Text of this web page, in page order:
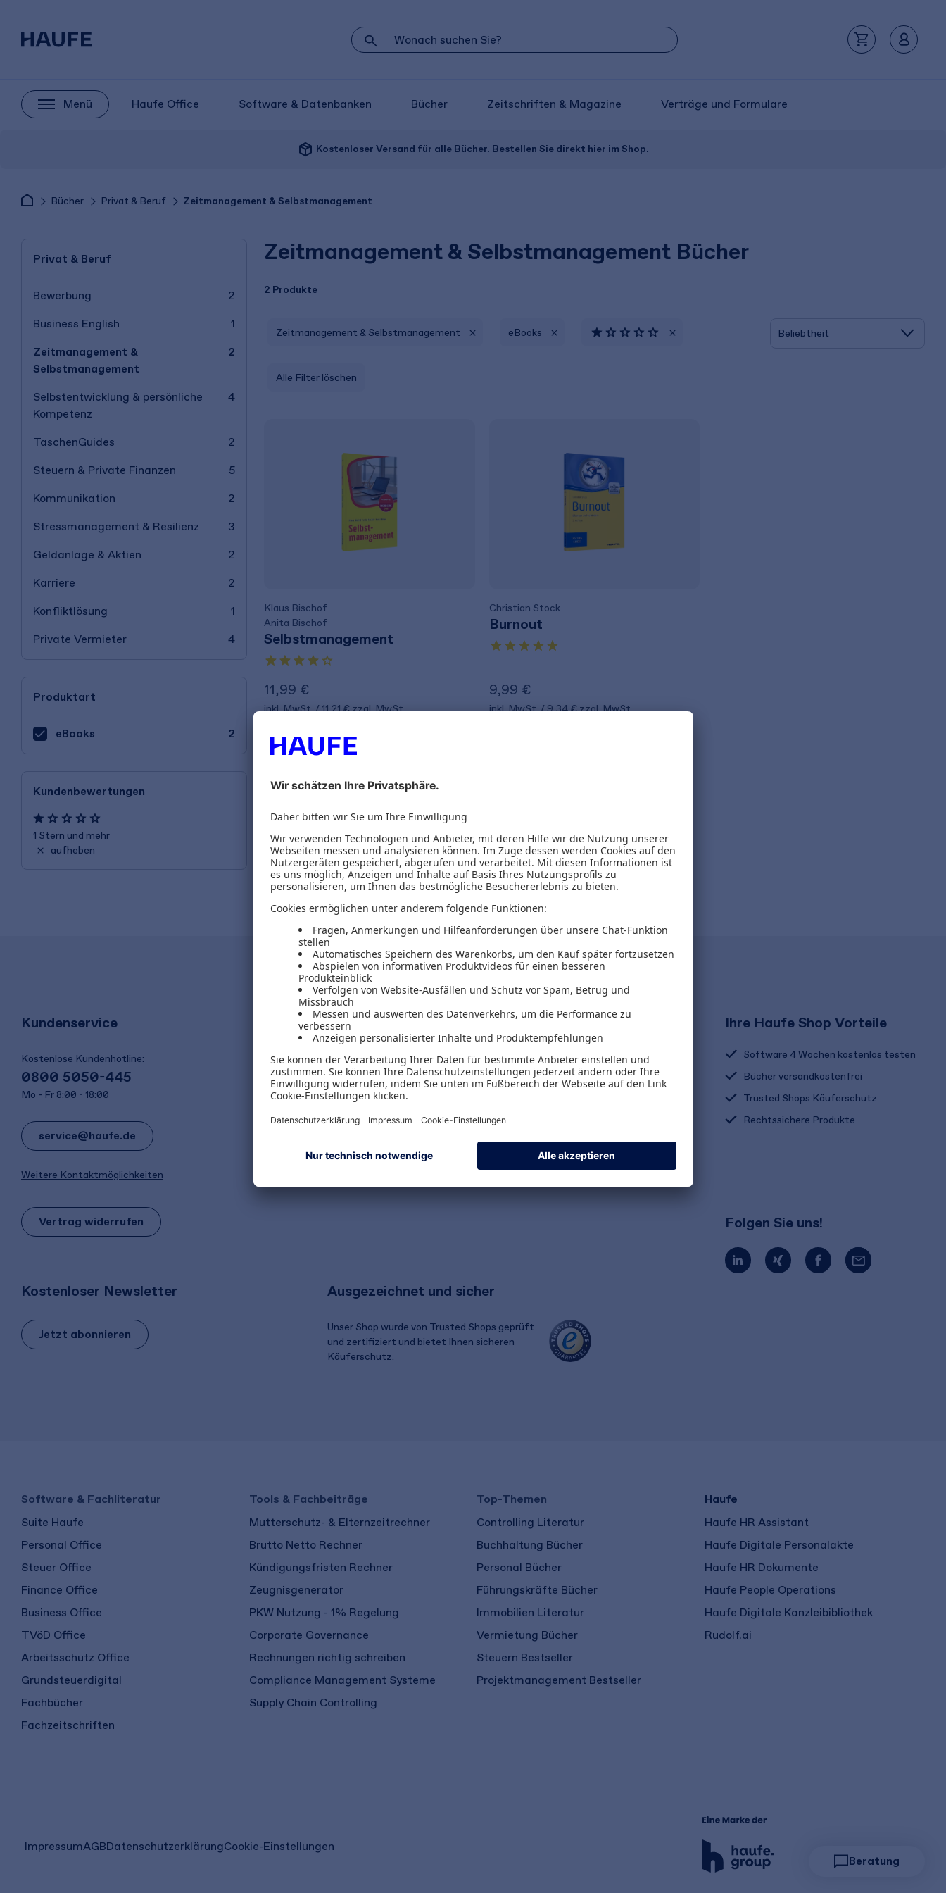
Menü Haufe Office Software & Datenbanken Bücher Zeitschriften & Magazine Verträge und Formulare
package_2 Kostenloser Versand für alle Bücher. Bestellen Sie direkt hier im Shop.
Bücher Privat & Beruf Zeitmanagement & Selbstmanagement
Zeitmanagement & Selbstmanagement Bücher
2 Produkte
Privat & Beruf
Bewerbung 2
Business English 1
Zeitmanagement &
Selbstmanagement
2
Selbstentwicklung & persönliche
Kompetenz
4
TaschenGuides 2
Steuern & Private Finanzen 5
Kommunikation 2
Stressmanagement & Resilienz 3
Geldanlage & Aktien 2
Karriere 2
Konfliktlösung 1
Private Vermieter 4
Produktart
eBooks 2
Kundenbewertungen
1 Stern und mehr
aufheben
Zeitmanagement & Selbstmanagement eBooks
Alle Filter löschen
Klaus Bischof
Anita Bischof
Selbstmanagement
11,99 €
inkl. MwSt. 11,21 €zzgl. MwSt.
Christian Stock
Burnout
9,99 €
inkl. MwSt. 9,34 €zzgl. MwSt.
Kundenservice
Kostenlose Kundenhotline:
0800 5050-445
Mo - Fr 8:00 - 18:00
service@haufe.de
Weitere Kontaktmöglichkeiten
Vertrag widerrufen
Versand & Zahlungsarten
Versandpauschalen
Kostenlose Rücksendungen
Alle Zahlungsarten
Kostenloser Newsletter
Jetzt abonnieren
Ausgezeichnet und sicher
Unser Shop wurde von Trusted Shops geprüft
und zertifiziert und bietet Ihnen sicheren
Käuferschutz.
Ihre Haufe Shop Vorteile
Software 4 Wochen kostenlos testen
Bücher versandkostenfrei
Trusted Shops Käuferschutz
Rechtssichere Produkte
Folgen Sie uns!
Software & Fachliteratur
Suite Haufe
Personal Office
Steuer Office
Finance Office
Business Office
TVöD Office
Arbeitsschutz Office
Grundsteuerdigital
Fachbücher
Fachzeitschriften
Tools & Fachbeiträge
Mutterschutz- & Elternzeitrechner
Brutto Netto Rechner
Kündigungsfristen Rechner
Zeugnisgenerator
PKW Nutzung - 1% Regelung
Corporate Governance
Rechnungen richtig schreiben
Compliance Management Systeme
Supply Chain Controlling
Top-Themen
Controlling Literatur
Buchhaltung Bücher
Personal Bücher
Führungskräfte Bücher
Immobilien Literatur
Vermietung Bücher
Steuern Bestseller
Projektmanagement Bestseller
Haufe
Haufe HR Assistant
Haufe Digitale Personalakte
Haufe HR Dokumente
Haufe People Operations
Haufe Digitale Kanzleibibliothek
Rudolf.ai
ImpressumAGB(öffnet
DatenschutzerklärungCookie-Einstellungen
Beratung